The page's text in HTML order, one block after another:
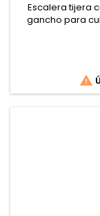
Escalera tijera
gancho para
ranuras
con
